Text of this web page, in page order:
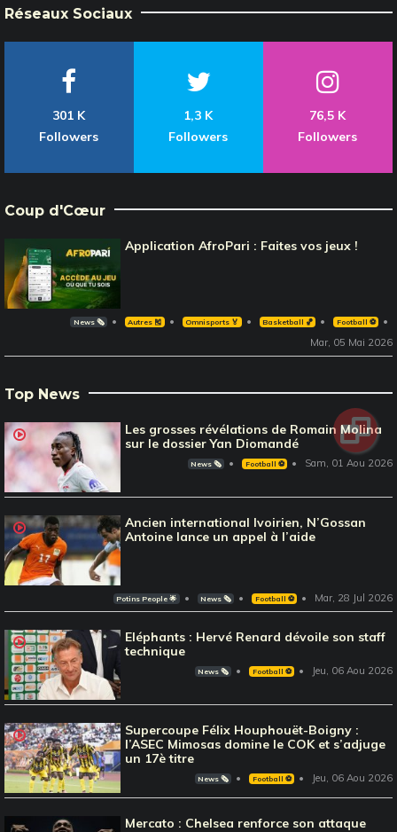
Réseaux Sociaux
301 K
Followers
1,3 K
Followers
76,5 K
Followers
Coup d'Cœur
Application AfroPari : Faites vos jeux !
News 🗞️ Autres 🎽 Omnisports 🏅 Basketball 🏀 Football ⚽️
Mar, 05 Mai 2026
Top News
Les grosses révélations de Romain Molina
sur le dossier Yan Diomandé
News 🗞️ Football ⚽️ Sam, 01 Aou 2026
Ancien international Ivoirien, N’Gossan
Antoine lance un appel à l’aide
Potins People 🌟 News 🗞️ Football ⚽️ Mar, 28 Jul 2026
Eléphants : Hervé Renard dévoile son staff
technique
News 🗞️ Football ⚽️ Jeu, 06 Aou 2026
Supercoupe Félix Houphouët-Boigny :
l’ASEC Mimosas domine le COK et s’adjuge
un 17è titre
News 🗞️ Football ⚽️ Jeu, 06 Aou 2026
Mercato : Chelsea renforce son attaque